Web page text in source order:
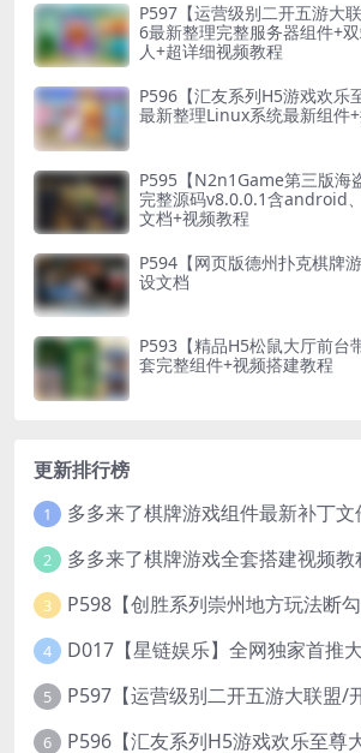
P597【运营级别二开五游大
6最新整理完整服务器组件+
人+超详细视频教程
P596【汇友系列H5游戏欢乐
最新整理Linux系统最新组件
P595【N2n1Game第三版海
完整源码v8.0.0.1含android
文档+视频教程
P594【网页版德州扑克棋牌
设文档
P593【精品H5松鼠大厅前台
套完整组件+视频搭建教程
更新排行榜
1 多多来了棋牌游戏组件最新补丁文
2 多多来了棋牌游戏全套搭建视频教
3
4
5
6